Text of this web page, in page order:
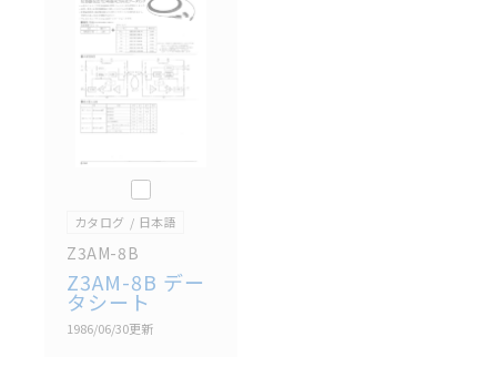
記載されているサービス内容や連絡先等は作成当時の
ものであり、変更・改定させていただいている可能性
があります。改めて当サイトの掲載内容をご確認のう
え、ご用命下さいますようお願いいたします。
このカタログを選択
カタログ 日本語
Z3AM-8B
Z3AM-8B デー
タシート
1986/06/30更新